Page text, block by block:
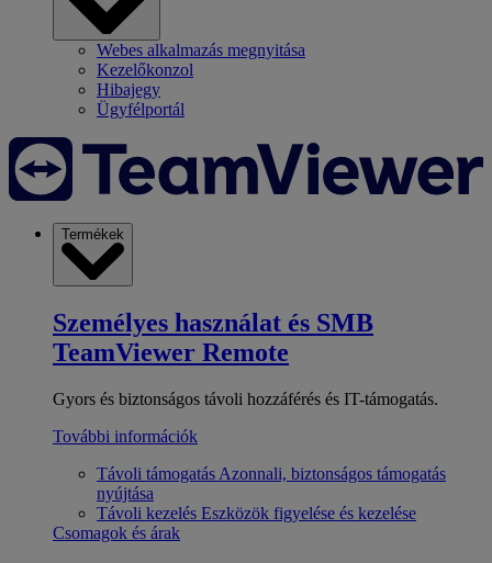
Webes alkalmazás megnyitása
Kezelőkonzol
Hibajegy
Ügyfélportál
Termékek
Személyes használat és SMB
TeamViewer Remote
Gyors és biztonságos távoli hozzáférés és IT-támogatás.
További információk
Távoli támogatás Azonnali, biztonságos támogatás
nyújtása
Távoli kezelés Eszközök figyelése és kezelése
Csomagok és árak